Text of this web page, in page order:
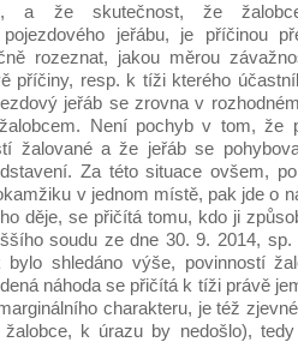
a že skutečnost, že
pojezdového jeřábu, je příčinou
rozeznat, jakou měrou
příčiny, resp. k tíži kterého
jeřáb se zrovna v
Není pochyb v tom, že
žalované a že jeřáb se
Za této situace ovšem,
v jednom místě, pak jde o
děje, se přičítá tomu, kdo ji
soudu ze dne 30. 9. 2014, sp.
bylo shledáno výše, povinností
náhoda se přičítá k tíži právě
charakteru, je též
k úrazu by nedošlo),